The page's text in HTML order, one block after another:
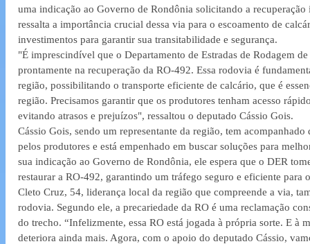
uma indicação ao Governo de Rondônia solicitando a
ressalta a importância crucial dessa via para o escoamento de
investimentos para garantir sua transitabilidade e segurança.
"É imprescindível que o Departamento de Estradas de Rodagem
prontamente na recuperação da RO-492. Essa rodovia é
região, possibilitando o transporte eficiente de calcário, que é
região. Precisamos garantir que os produtores tenham acesso
evitando atrasos e prejuízos", ressaltou o deputado Cássio Gois.
Cássio Gois, sendo um representante da região, tem
pelos produtores e está empenhado em buscar soluções para
sua indicação ao Governo de Rondônia, ele espera que o DER
restaurar a RO-492, garantindo um tráfego seguro e eficiente para
Cleto Cruz, 54, liderança local da região que compreende a via,
rodovia. Segundo ele, a precariedade da RO é uma reclamação
do trecho. “Infelizmente, essa RO está jogada à própria sorte. E à
deteriora ainda mais. Agora, com o apoio do deputado Cássio,